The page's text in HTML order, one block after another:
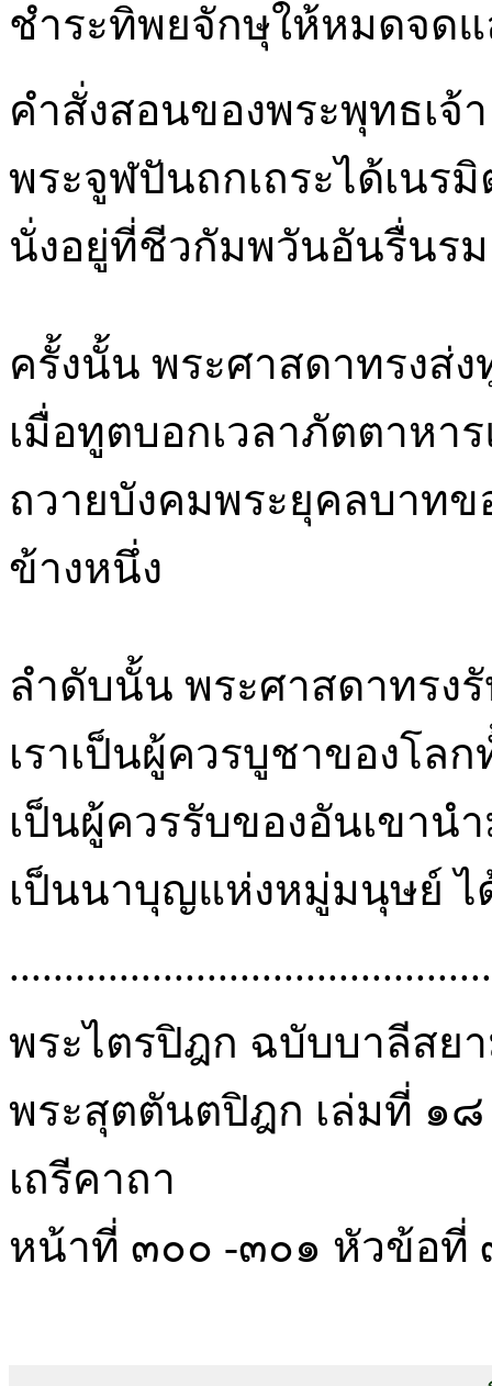
ชำระทิพยจักษุให้หมดจด
คำสั่งสอนของพระพุทธเจ้
พระจูฬปันถกเถระได้เนร
นั่งอยู่ที่ชีวกัมพวันอันรื่นร
ครั้งนั้น พระศาสดาทรงส่
เมื่อทูตบอกเวลาภัตตาหา
ถวายบังคมพระยุคลบาท
ข้างหนึ่ง
ลำดับนั้น พระศาสดาทรง
เราเป็นผู้ควรบูชาของโลก
เป็นผู้ควรรับของอันเขาน
เป็นนาบุญแห่งหมู่มนุษย์
พระไตรปิฎก ฉบับบาลีสย
พระสุตตันตปิฎก เล่มที่ ๑๘
เถรีคาถา
หน้าที่ ๓๐๐ -๓๐๑ หัวข้อที่